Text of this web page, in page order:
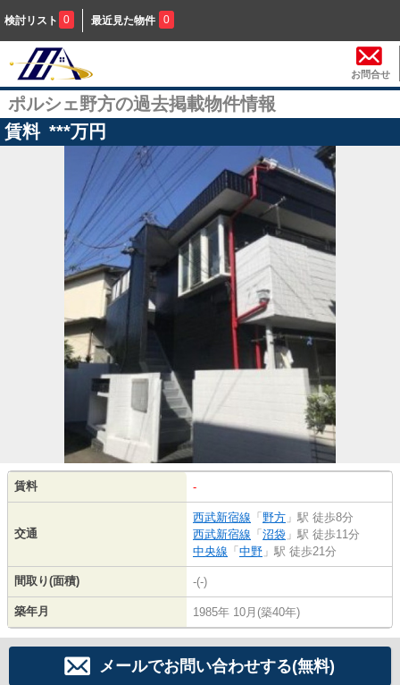
検討リスト 0 最近見た物件 0
お問合せ
ポルシェ野方の過去掲載物件情報
賃料 ***万円
賃料 -
交通
西武新宿線 「 野方 」駅 徒歩8分
西武新宿線 「 沼袋 」駅 徒歩11分
中央線 「 中野 」駅 徒歩21分
間取り(面積) -(-)
築年月 1985年 10月(築40年)
メールでお問い合わせする(無料)